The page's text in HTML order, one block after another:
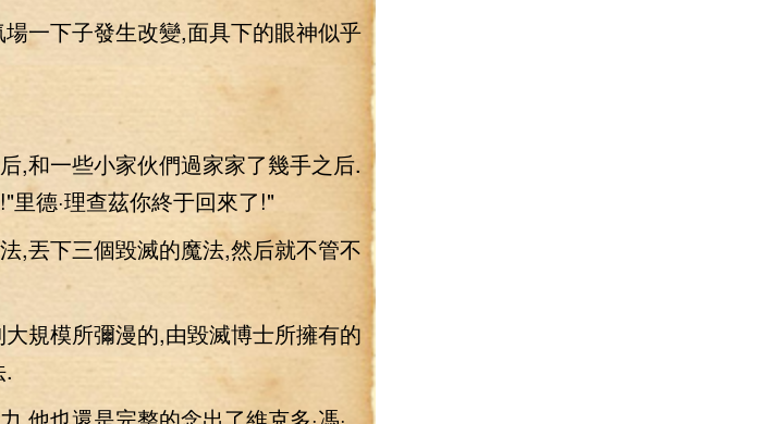
下子發生改變,面具下的眼神似乎
一些小家伙們過家家了幾手之后.
德·理查茲你終于回來了!"
丟下三個毀滅的魔法,然后就不管不
模所彌漫的,由毀滅博士所擁有的